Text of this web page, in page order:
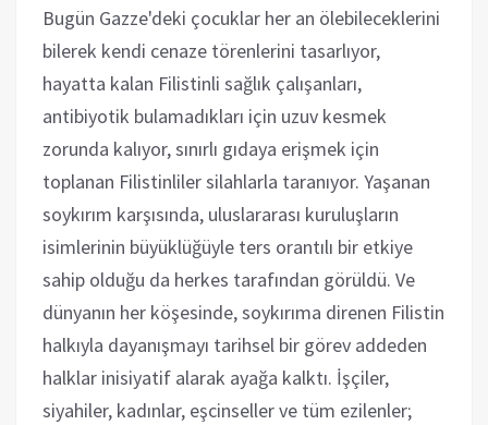
Bugün Gazze'deki çocuklar her an ölebileceklerini
bilerek kendi cenaze törenlerini tasarlıyor,
hayatta kalan Filistinli sağlık çalışanları,
antibiyotik bulamadıkları için uzuv kesmek
zorunda kalıyor, sınırlı gıdaya erişmek için
toplanan Filistinliler silahlarla taranıyor. Yaşanan
soykırım karşısında, uluslararası kuruluşların
isimlerinin büyüklüğüyle ters orantılı bir etkiye
sahip olduğu da herkes tarafından görüldü. Ve
dünyanın her köşesinde, soykırıma direnen Filistin
halkıyla dayanışmayı tarihsel bir görev addeden
halklar inisiyatif alarak ayağa kalktı. İşçiler,
siyahiler, kadınlar, eşcinseller ve tüm ezilenler;